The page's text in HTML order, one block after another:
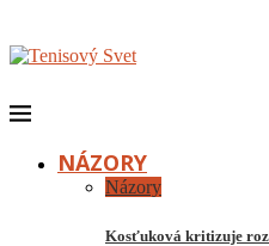
NÁZORY
Názory
Kosťuková kritizuje